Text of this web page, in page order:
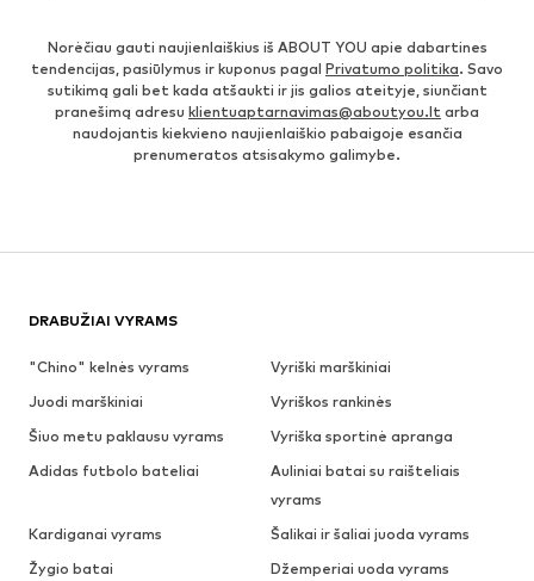
Norėčiau gauti naujienlaiškius iš ABOUT YOU apie dabartines
tendencijas, pasiūlymus ir kuponus pagal Privatumo politika. Savo
sutikimą gali bet kada atšaukti ir jis galios ateityje, siunčiant
pranešimą adresu klientuaptarnavimas@aboutyou.lt arba
naudojantis kiekvieno naujienlaiškio pabaigoje esančia
prenumeratos atsisakymo galimybe.
DRABUŽIAI VYRAMS
"Chino" kelnės vyrams
Vyriški marškiniai
Juodi marškiniai
Vyriškos rankinės
Šiuo metu paklausu vyrams
Vyriška sportinė apranga
Adidas futbolo bateliai
Auliniai batai su raišteliais
vyrams
Kardiganai vyrams
Šalikai ir šaliai juoda vyrams
Žygio batai
Džemperiai uoda vyrams